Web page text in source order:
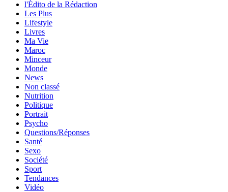
l'Édito de la Rédaction
Les Plus
Lifestyle
Livres
Ma Vie
Maroc
Minceur
Monde
News
Non classé
Nutrition
Politique
Portrait
Psycho
Questions/Réponses
Santé
Sexo
Société
Sport
Tendances
Vidéo